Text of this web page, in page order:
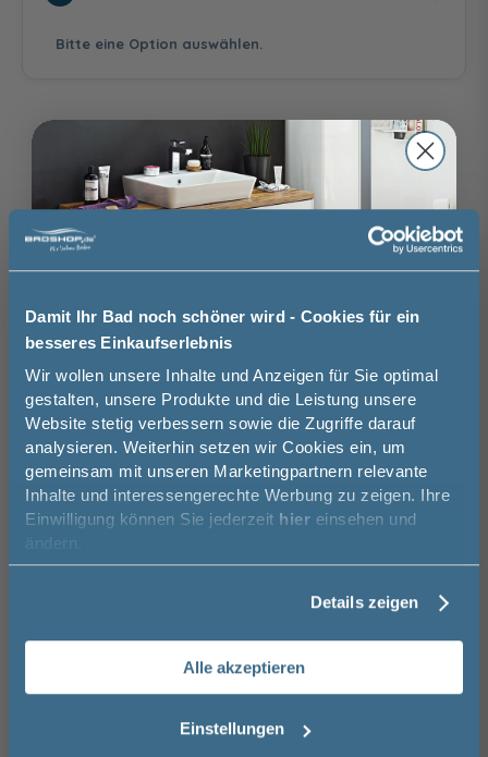
Damit Ihr Bad noch schöner wird - Cookies für ein
besseres Einkaufserlebnis
Wir wollen unsere Inhalte und Anzeigen für Sie optimal
gestalten, unsere Produkte und die Leistung unsere
Website stetig verbessern sowie die Zugriffe darauf
analysieren. Weiterhin setzen wir Cookies ein, um
gemeinsam mit unseren Marketingpartnern relevante
Inhalte und interessengerechte Werbung zu zeigen. Ihre
Einwilligung können Sie jederzeit hier einsehen und
ändern.
Details zeigen
Alle akzeptieren
Einstellungen
Satiniert
120,00 €
Terrazzo
120,00 €
Bronce getönt
Grün getönt
160,00 €
Calmo Nova
160,00 €
Dual Plus
175,00 €
Aufmaßservice
130,00 €
Bitte eine Option auswählen.
Montageservice
Auswahl zurücksetzen
Brauchen Sie Hilfe bei der Konfiguration?
03606 / 50 77 70
Unsere Ausstellung besuchen
Basispreis 629,00 €
keine Optionen mit Aufpreis ausgewählt
Versandkostenfrei innerhalb Deutschlands
Versand ins Ausland zzgl.Versandkosten
Jetzt 50 € sparen!
Melde Sie sich hier zu unserem
Newsletter an und sparen Sie
50€* auf Ihre Bestellung!
Vorname
Email